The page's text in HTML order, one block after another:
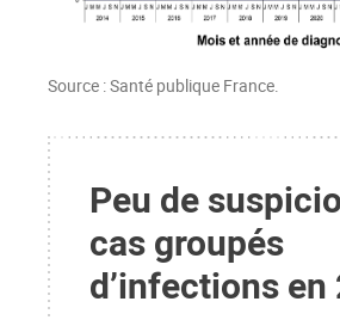
Source : Santé publique France.
Peu de
cas groupés
d’infections en